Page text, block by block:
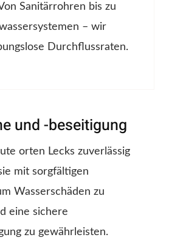
Sanitärrohren bis zu
– wir
Durchflussraten.
und -beseitigung
orten Lecks zuverlässig
mit sorgfältigen
Wasserschäden zu
eine sichere
zu gewährleisten.